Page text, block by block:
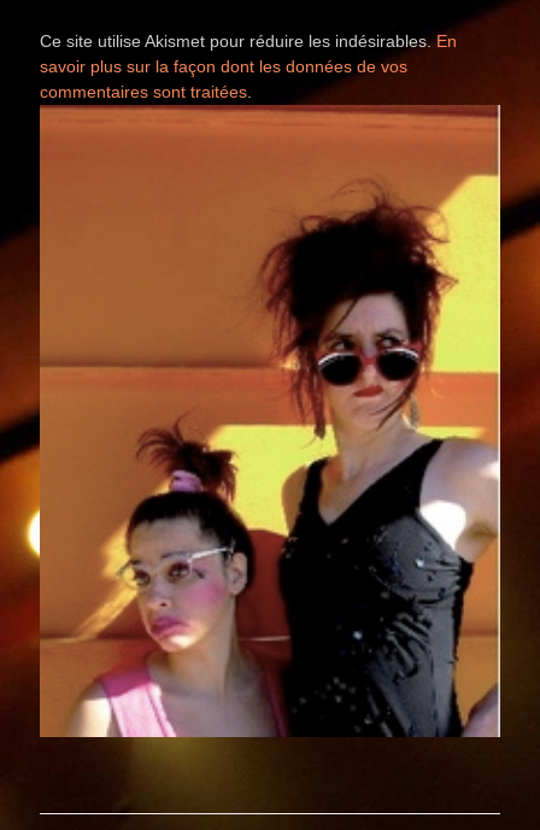
Ce site utilise Akismet pour réduire les indésirables.En
savoir plus sur la façon dont les données de vos
commentaires sont traitées.